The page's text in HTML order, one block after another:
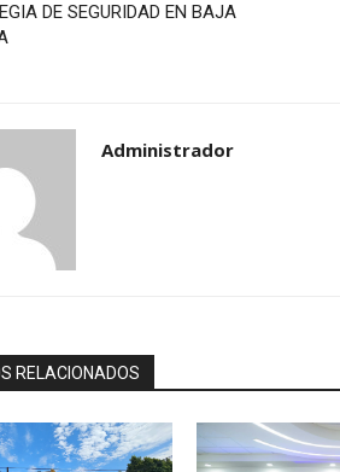
DE SEGURIDAD EN BAJA
Administrador
RELACIONADOS